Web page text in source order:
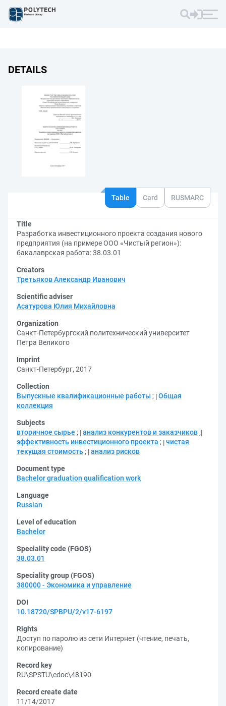
DETAILS
Table Card RUSMARC
Title
Разработка инвестиционного проекта создания нового
предприятия (на примере ООО «Чистый регион»):
бакалаврская работа: 38.03.01
Creators
Третьяков Александр Иванович
Scientific adviser
Асатурова Юлия Михайловна
Organization
Санкт-Петербургский политехнический университет
Петра Великого
Imprint
Санкт-Петербург, 2017
Collection
Выпускные квалификационные работы ; Общая
коллекция
Subjects
вторичное сырье ; анализ конкурентов и заказчиков ;
эффективность инвестиционного проекта ; чистая
текущая стоимость ; анализ рисков
Document type
Bachelor graduation qualification work
Language
Russian
Level of education
Bachelor
Speciality code (FGOS)
38.03.01
Speciality group (FGOS)
380000 - Экономика и управление
DOI
10.18720/SPBPU/2/v17-6197
Rights
Доступ по паролю из сети Интернет (чтение, печать,
копирование)
Record key
RU\SPSTU\edoc\48190
Record create date
11/14/2017